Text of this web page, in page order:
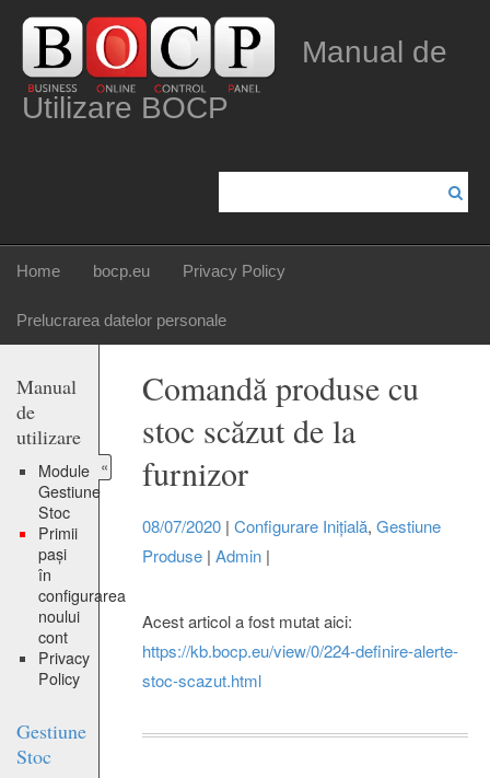
Manual de
Utilizare BOCP
Home bocp.eu Privacy Policy
Prelucrarea datelor personale
Manual
de
utilizare
Module
Gestiune
Stoc
Primii
pași
în
configurarea
noului
cont
Privacy
Policy
Gestiune
Stoc
«
Comandă produse cu
stoc scăzut de la
furnizor
08/07/2020| Configurare Inițială, Gestiune
Produse| Admin|
Acest articol a fost mutat aici:
https://kb.bocp.eu/view/0/224-definire-alerte-
stoc-scazut.html